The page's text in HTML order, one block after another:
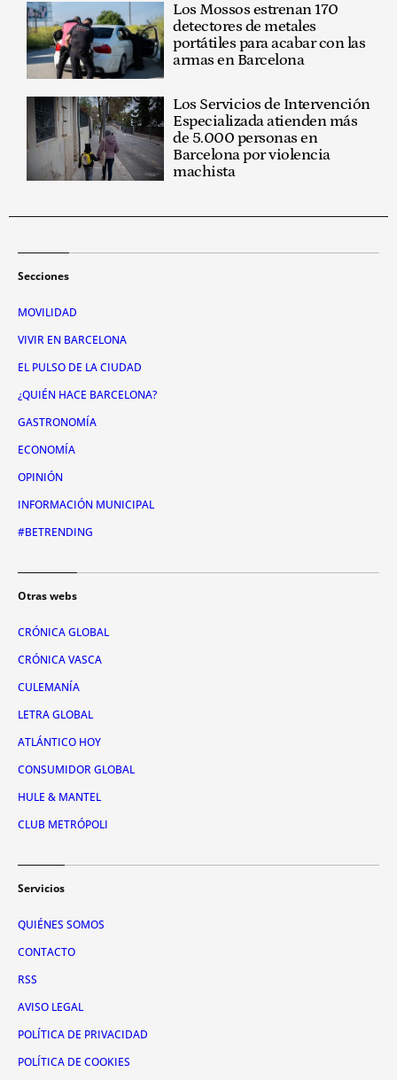
Los Mossos estrenan 170
detectores de metales
portátiles para acabar con las
armas en Barcelona
Los Servicios de Intervención
Especializada atienden más
de 5.000 personas en
Barcelona por violencia
machista
Secciones
MOVILIDAD
VIVIR EN BARCELONA
EL PULSO DE LA CIUDAD
¿QUIÉN HACE BARCELONA?
GASTRONOMÍA
ECONOMÍA
OPINIÓN
INFORMACIÓN MUNICIPAL
#BETRENDING
Otras webs
CRÓNICA GLOBAL
CRÓNICA VASCA
CULEMANÍA
LETRA GLOBAL
ATLÁNTICO HOY
CONSUMIDOR GLOBAL
HULE & MANTEL
CLUB METRÓPOLI
Servicios
QUIÉNES SOMOS
CONTACTO
RSS
AVISO LEGAL
POLÍTICA DE PRIVACIDAD
POLÍTICA DE COOKIES